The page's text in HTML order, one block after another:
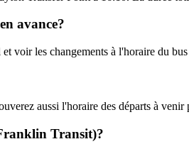
avance?
voir les changements à l'horaire du
aussi l'horaire des départs à venir
Transit)?